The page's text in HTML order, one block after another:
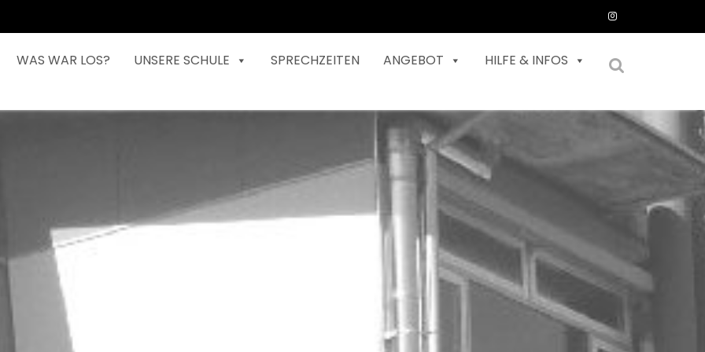
WAS WAR LOS? UNSERE SCHULE SPRECHZEITEN ANGEBOT HILFE & INFOS